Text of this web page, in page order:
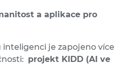
a aplikace pro
je zapojeno více
projekt KIDD (AI ve